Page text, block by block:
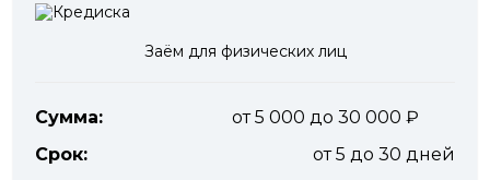
Заём для физических лиц
Сумма:
от 5 000 до 30 000
Срок:
от 5 до 30 дней